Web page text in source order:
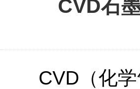
CVD石
CVD（化学